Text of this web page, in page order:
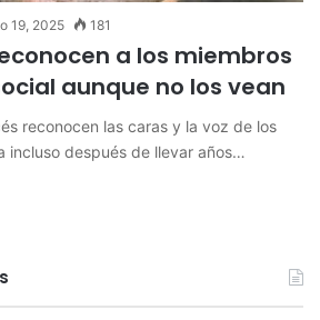
19, 2025 181
a los miembros
aunque no los vean
reconocen las caras y la voz de los
incluso después de llevar años…